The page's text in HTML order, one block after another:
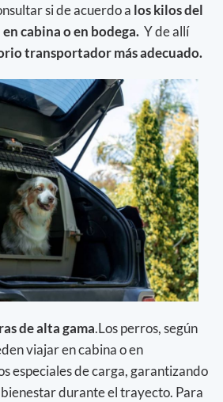
si de acuerdo a los kilos del
cabina o en bodega. Y de allí
transportador más adecuado.
de alta gama.Los perros, según
viajar en cabina o en
especiales de carga, garantizando
durante el trayecto. Para